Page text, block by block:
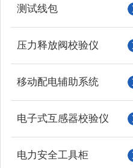
测试线包
压力释放阀校验仪
移动配电辅助系统
电子式互感器校验仪
电力安全工具柜